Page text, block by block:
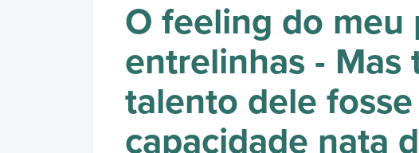
O feeling do meu
entrelinhas - Mas
talento dele
capacidade nata